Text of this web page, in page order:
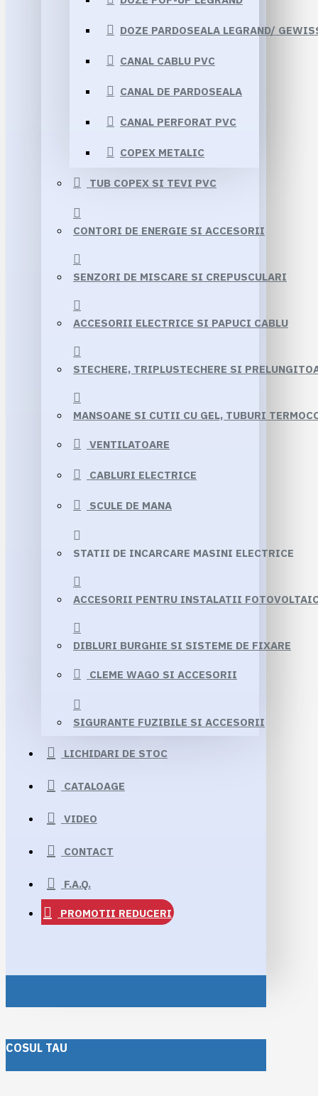
DOZE PARDOSEALA LEGRAND/
CANAL CABLU PVC
CANAL DE PARDOSEALA
CANAL PERFORAT PVC
COPEX METALIC
TUB COPEX SI TEVI PVC
CONTORI DE ENERGIE SI ACCESORII
SENZORI DE MISCARE SI CREPUSCULARI
ACCESORII ELECTRICE SI PAPUCI CABLU
STECHERE, TRIPLUSTECHERE SI
MANSOANE SI CUTII CU GEL, TUBURI
VENTILATOARE
CABLURI ELECTRICE
SCULE DE MANA
STATII DE INCARCARE MASINI ELECTRICE
ACCESORII PENTRU INSTALATII
DIBLURI BURGHIE SI SISTEME DE FIXARE
CLEME WAGO SI ACCESORII
SIGURANTE FUZIBILE SI ACCESORII
LICHIDARI DE STOC
CATALOAGE
VIDEO
CONTACT
F.A.Q.
PROMOTII REDUCERI
COSUL TAU